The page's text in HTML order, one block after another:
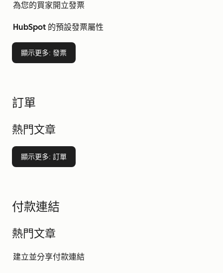
為您的買家開立發票
HubSpot 的預設發票屬性
顯示更多: 發票
訂單
熱門文章
顯示更多: 訂單
付款連結
熱門文章
建立並分享付款連結